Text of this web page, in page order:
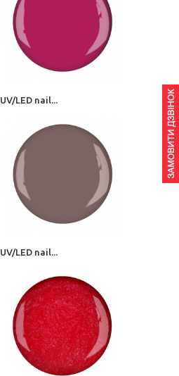
UV/LED nail...
UV/LED nail...